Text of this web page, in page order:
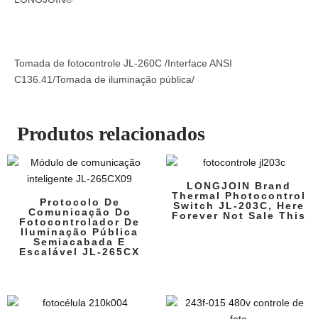
Tomada de fotocontrole JL-260C /Interface ANSI
C136.41/Tomada de iluminação pública/
Produtos relacionados
Protocolo De
Comunicação Do
Fotocontrolador De
Iluminação Pública
Semiacabada E
Escalável JL-265CX
LONGJOIN Brand
Thermal Photocontrol
Switch JL-203C, Here
Forever Not Sale This